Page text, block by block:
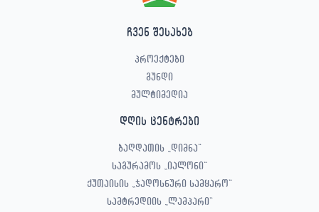
ჩვენ შესახებ
პროექტები
გუნდი
მულტიმედია
დღის ცენტრები
ბაღდათის „დიმნა“
საგურამოს „იალონი“
ქუთაისის „ჯადოსნური სამყარო“
სამტრედიის „ლამპარი“